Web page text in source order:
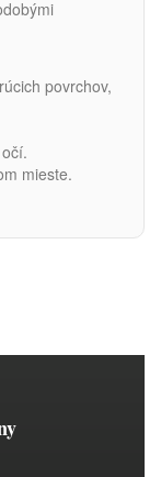
povrchov,
mieste.